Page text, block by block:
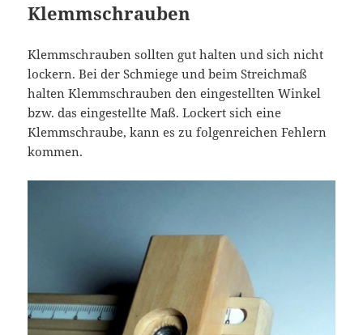
Klemmschrauben
Klemmschrauben sollten gut halten und sich nicht
lockern. Bei der Schmiege und beim Streichmaß
halten Klemmschrauben den eingestellten Winkel
bzw. das eingestellte Maß. Lockert sich eine
Klemmschraube, kann es zu folgenreichen Fehlern
kommen.